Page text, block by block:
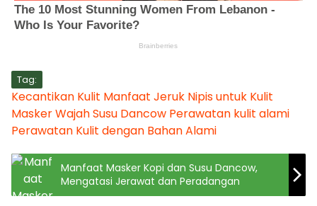
Tag:
Kecantikan Kulit Manfaat Jeruk Nipis untuk Kulit
Masker Wajah Susu Dancow Perawatan kulit alami
Perawatan Kulit dengan Bahan Alami
Manfaat Masker Kopi dan Susu Dancow,
Mengatasi Jerawat dan Peradangan